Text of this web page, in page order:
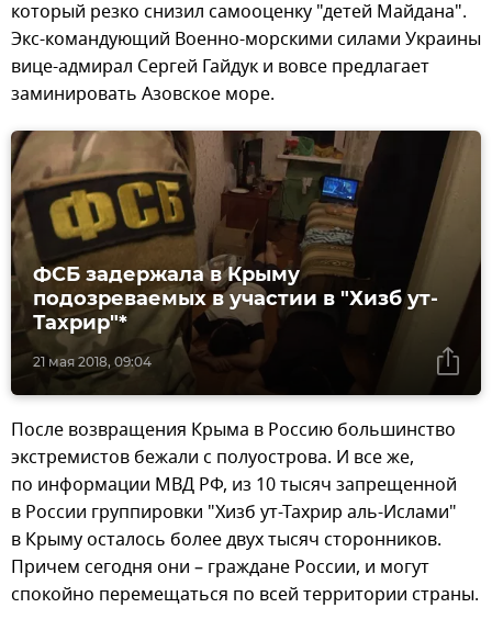
который резко снизил самооценку "детей Майдана".
Экс-командующий Военно-морскими силами Украины
вице-адмирал Сергей Гайдук и вовсе предлагает
заминировать Азовское море.
21 мая 2018, 09:04
ФСБ задержала в Крыму
подозреваемых в участии в "Хизб ут-
Тахрир"*
После возвращения Крыма в Россию большинство
экстремистов бежали с полуострова. И все же,
по информации МВД РФ, из 10 тысяч запрещенной
в России группировки "Хизб ут-Тахрир аль-Ислами"
в Крыму осталось более двух тысяч сторонников.
Причем сегодня они – граждане России, и могут
спокойно перемещаться по всей территории страны.